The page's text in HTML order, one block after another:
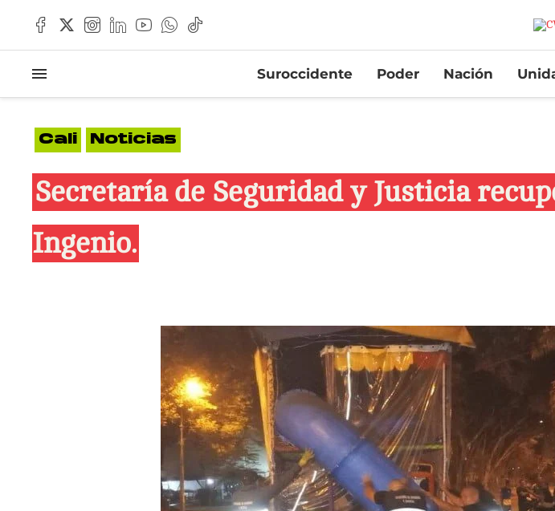
Suroccidente Poder Nación
Cali Noticias
Secretaría de Seguridad y Justicia
Ingenio.